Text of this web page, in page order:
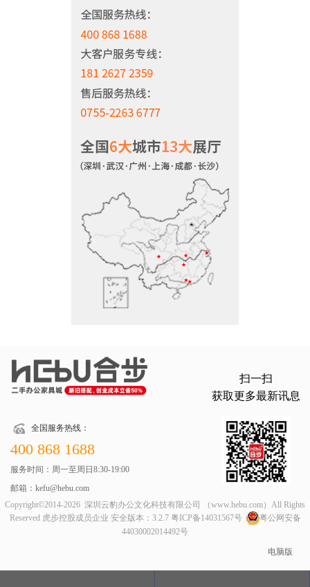
全国服务热线：
400 868 1688
服务时间：周一至周日8:30-19:00
邮箱：kefu@hebu.com
扫一扫
获取更多最新讯息
Copyright©2014-2026 深圳云豹办公文化科技有限公司 （www.hebu.com）All Rights
Reserved 虎步控股成员企业 安全版本：3.2.7 粤ICP备14031567号
粤公网安备
44030002014492号
电脑版